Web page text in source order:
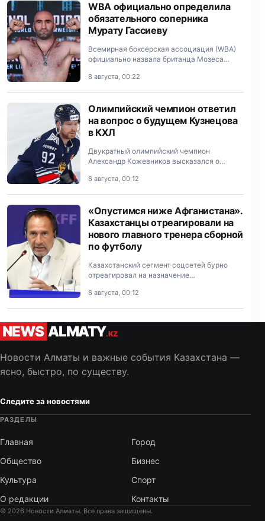
WBA официально определила
обязательного соперника
Мурату Гассиеву
Всемирная боксерская ассоциация (WBA)
официально назвала британца Мозеса
титул чемпиона мира в супертяжелом весе,
8 августа, 00:22
Олимпийский чемпион ответил
на вопрос о будущем Кузнецова
в КХЛ
Двукратный олимпийский чемпион
Александр Кожевников высказался о
Евгения Кузнецова и его поисках нового
8 августа, 00:12
«Опустимся ниже Афганистана».
Казахстанцы отреагировали на
нового главного тренера сборной
по футболу
Казахстанский сегмент соцсетей бурно
отреагировал на назначение
Схипа на пост главного тренера сборной
8 августа, 00:12
NEWS ALMATY.KZ
Новости Алматы и важные события Казахстана —
ясно, быстро, по существу.
Следите за новостями
РАЗДЕЛЫ
Главная
Город
Общество
Бизнес
Культура
Спорт
О редакции
Контакты
© 2026 Новости Алматы. Все права защищены.